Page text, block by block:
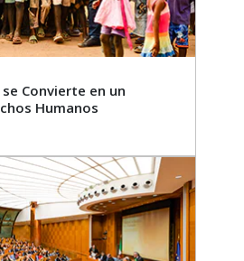
Convierte en un
Humanos